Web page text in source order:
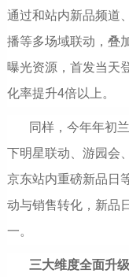
通过和站内新品频道
播等多场域联动，叠
曝光资源，首发当天
化率提升4倍以上。
同样，今年年初
下明星联动、游园会
京东站内重磅新品日
动与销售转化，新品
一。
三大维度全面升